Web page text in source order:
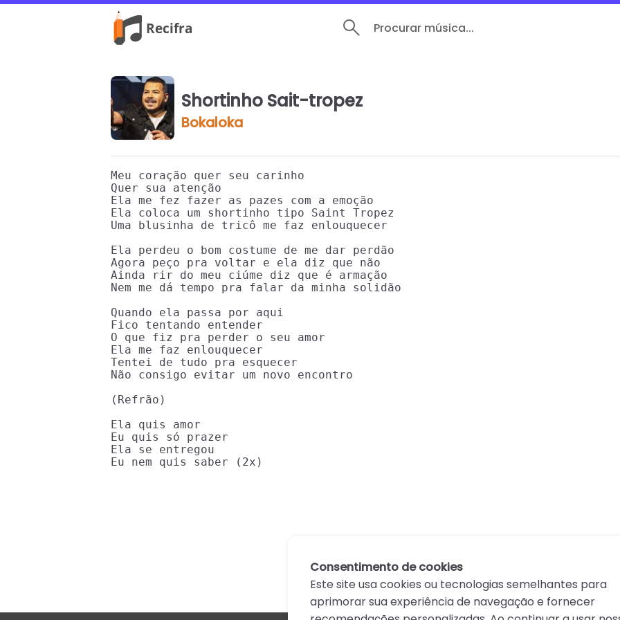
Procurar música...
Shortinho Sait-tropez
Bokaloka
Meu coração quer seu carinho
Quer sua atenção
Ela me fez fazer as pazes com a emoção
Ela coloca um shortinho tipo Saint Tropez
Uma blusinha de tricô me faz enlouquecer
Ela perdeu o bom costume de me dar perdão
Agora peço pra voltar e ela diz que não
Ainda rir do meu ciúme diz que é armação
Nem me dá tempo pra falar da minha solidão
Quando ela passa por aqui
Fico tentando entender
O que fiz pra perder o seu amor
Ela me faz enlouquecer
Tentei de tudo pra esquecer
Não consigo evitar um novo encontro
(Refrão)
Ela quis amor
Eu quis só prazer
Ela se entregou
Eu nem quis saber (2x)
Consentimento de cookies
Este site usa cookies ou tecnologias semelhantes para
aprimorar sua experiência de navegação e fornecer